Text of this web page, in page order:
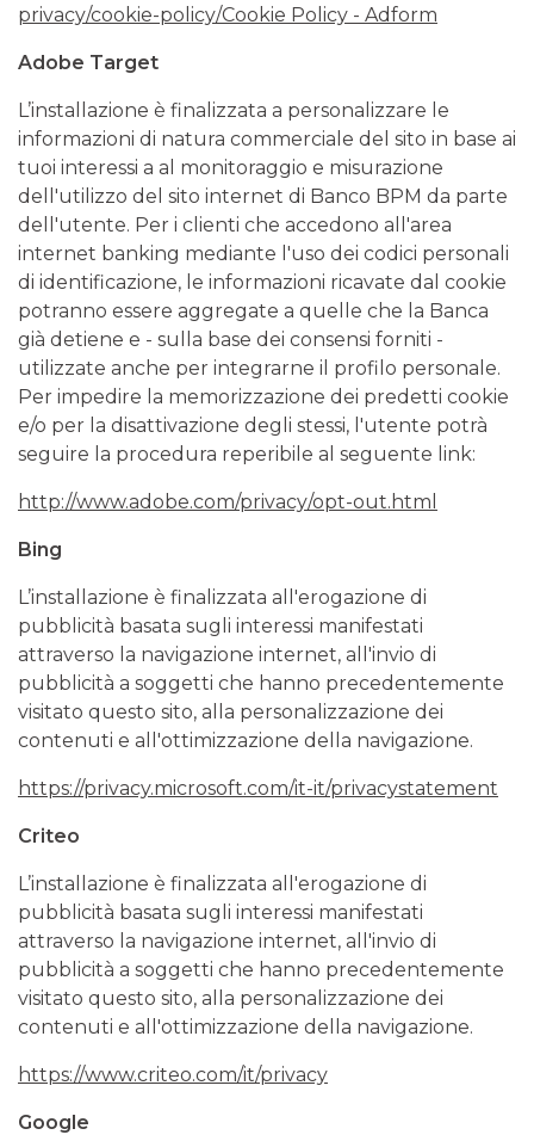
privacy/cookie-policy/Cookie Policy - Adform
Adobe Target
L’installazione è finalizzata a personalizzare le
informazioni di natura commerciale del sito in base ai
tuoi interessi a al monitoraggio e misurazione
dell'utilizzo del sito internet di Banco BPM da parte
dell'utente. Per i clienti che accedono all'area
internet banking mediante l'uso dei codici personali
di identificazione, le informazioni ricavate dal cookie
potranno essere aggregate a quelle che la Banca
già detiene e - sulla base dei consensi forniti -
utilizzate anche per integrarne il profilo personale.
Per impedire la memorizzazione dei predetti cookie
e/o per la disattivazione degli stessi, l'utente potrà
seguire la procedura reperibile al seguente link:
http://www.adobe.com/privacy/opt-out.html
Bing
L’installazione è finalizzata all'erogazione di
pubblicità basata sugli interessi manifestati
attraverso la navigazione internet, all'invio di
pubblicità a soggetti che hanno precedentemente
visitato questo sito, alla personalizzazione dei
contenuti e all'ottimizzazione della navigazione.
https://privacy.microsoft.com/it-it/privacystatement
Criteo
L’installazione è finalizzata all'erogazione di
pubblicità basata sugli interessi manifestati
attraverso la navigazione internet, all'invio di
pubblicità a soggetti che hanno precedentemente
visitato questo sito, alla personalizzazione dei
contenuti e all'ottimizzazione della navigazione.
https://www.criteo.com/it/privacy
Google